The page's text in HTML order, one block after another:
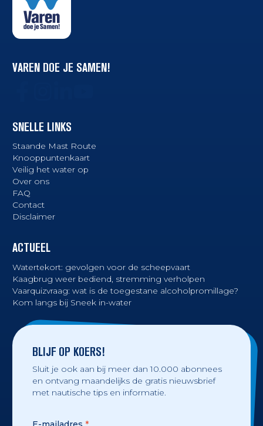
VAREN DOE JE SAMEN!
SNELLE LINKS
Staande Mast Route
Knooppuntenkaart
Veilig het water op
Over ons
FAQ
Contact
Disclaimer
ACTUEEL
Watertekort: gevolgen voor de scheepvaart
Kaagbrug weer bediend, stremming verholpen
Vaarquizvraag: wat is de toegestane alcoholpromillage?
Kom langs bij Sneek in-water
BLIJF OP KOERS!
Sluit je ook aan bij meer dan 10.000 abonnees
en ontvang maandelijks de gratis nieuwsbrief
met nautische tips en informatie.